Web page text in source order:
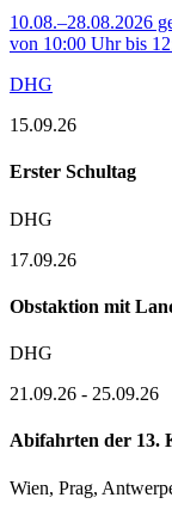
10.08.–28.08.2026
von 10:00 Uhr bis
DHG
15.09.26
Erster Schultag
DHG
17.09.26
Obstaktion mit
DHG
21.09.26 - 25.09.26
Abifahrten der 13.
Wien, Prag,